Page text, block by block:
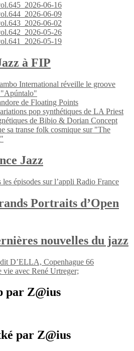
06-16
06-09
06-02
05-26
05-19
à FIP
International réveille le groove
de Floating Points
pop synthétiques de LA Priest
de Bibio & Dorian Concept
sa transe folk cosmique sur "The
Jazz
épisodes sur l’appli Radio France
Portraits d’Open
nouvelles du jazz
D’ELLA, Copenhague 66
vie avec René Urtreger;
par Z@ius
par Z@ius